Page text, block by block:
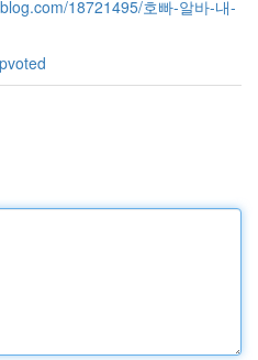
18721495/호빠-알바-내-